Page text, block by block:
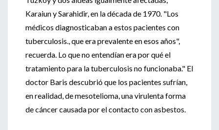
Karaiun y Sarahidir, en la década de 1970. "Los
médicos diagnosticaban a estos pacientes con
tuberculosis., que era prevalente en esos años",
recuerda. Lo que no entendían era por qué el
tratamiento para la tuberculosis no funcionaba." El
doctor Baris descubrió que los pacientes sufrían,
en realidad, de mesotelioma, una virulenta forma
de cáncer causada por el contacto con asbestos.